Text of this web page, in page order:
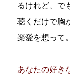
るけれど、で
聴くだけで胸
楽愛を想って。
あなたの好き